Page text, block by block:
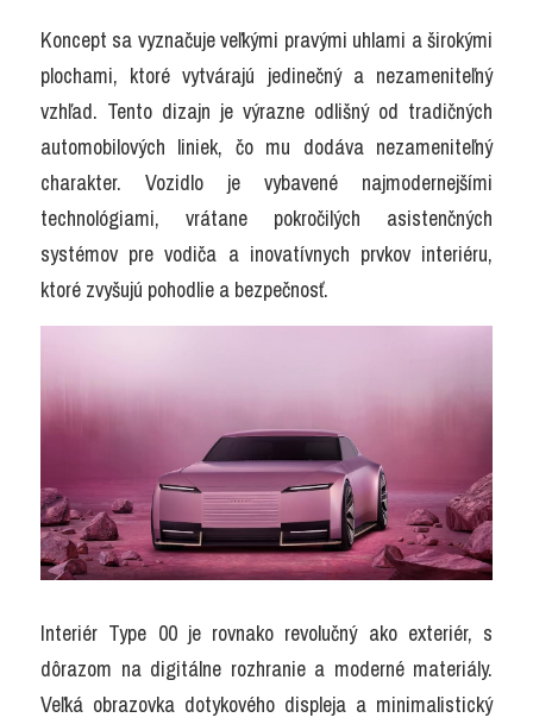
Koncept sa vyznačuje veľkými pravými uhlami a širokými
plochami, ktoré vytvárajú jedinečný a nezameniteľný
vzhľad. Tento dizajn je výrazne odlišný od tradičných
automobilových liniek, čo mu dodáva nezameniteľný
charakter. Vozidlo je vybavené najmodernejšími
technológiami, vrátane pokročilých asistenčných
systémov pre vodiča a inovatívnych prvkov interiéru,
ktoré zvyšujú pohodlie a bezpečnosť.
Interiér Type 00 je rovnako revolučný ako exteriér, s
dôrazom na digitálne rozhranie a moderné materiály.
Veľká obrazovka dotykového displeja a minimalistický